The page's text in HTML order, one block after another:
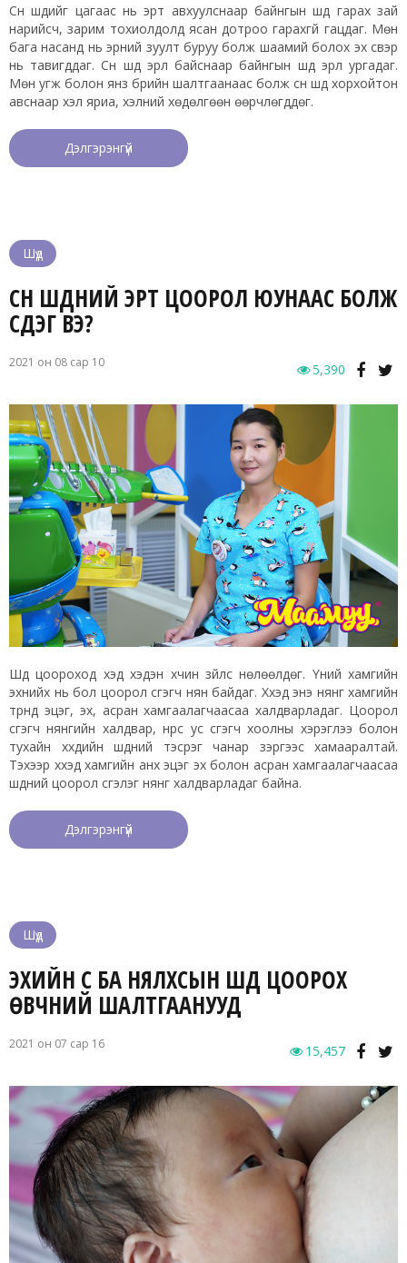
Сүүн шүдийг цагаас нь эрт авхуулснаар байнгын шүд гарах зай
нарийсч, зарим тохиолдолд ясан дотроо гарахгүй гацдаг. Мөн
бага насанд нь эрүүний зуулт буруу болж шаамий болох эх үүсвэр
нь тавигддаг. Сүүн шүд эрүүл байснаар байнгын шүд эрүүл ургадаг.
Мөн угж болон янз бүрийн шалтгаанаас болж сүүн шүд хорхойтон
авснаар хэл яриа, хэлний хөдөлгөөн өөрчлөгддөг.
Дэлгэрэнгүй
Шүд
СҮҮН ШҮДНИЙ ЭРТ ЦООРОЛ ЮУНААС БОЛЖ
ҮҮСДЭГ ВЭ?
2021 он 08 сар 10 5,390
Шүд цоороход хэд хэдэн хүчин зүйлс нөлөөлдөг. Үүний хамгийн
эхнийх нь бол цоорол үүсгэгч нян байдаг. Хүүхэд энэ нянг хамгийн
түрүүнд эцэг, эх, асран хамгаалагчаасаа халдварладаг. Цоорол
үүсгэгч нянгийн халдвар, нүүрс ус үүсгэгч хоолны хэрэглээ болон
тухайн хүүхдийн шүдний тэсрэг чанар зэргээс хамааралтай.
Тэхээр хүүхэд хамгийн анх эцэг эх болон асран хамгаалагчаасаа
шүдний цоорол үүсгэлэг нянг халдварладаг байна.
Дэлгэрэнгүй
Шүд
ЭХИЙН СҮҮ БА НЯЛХСЫН ШҮД ЦООРОХ
ӨВЧНИЙ ШАЛТГААНУУД
2021 он 07 сар 16 15,457